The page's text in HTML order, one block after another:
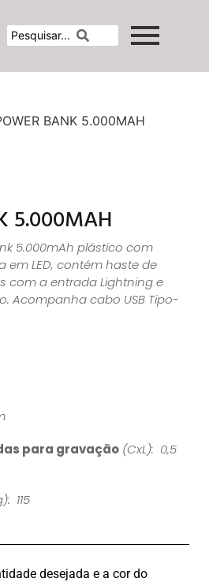
BANK 5.000MAH
5.000MAH
5.000mAh plástico com
em LED, contém haste de
com a entrada Lightning e
Acompanha cabo USB Tipo-
para gravação (CxL): 0,5
115
desejada e a cor do